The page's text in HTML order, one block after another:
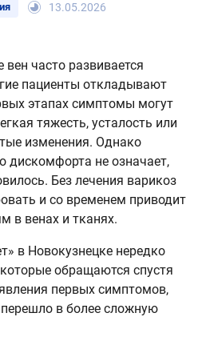
13.05.2026
часто развивается
пациенты откладывают
этапах симптомы могут
тяжесть, усталость или
изменения. Однако
дискомфорта не означает,
Без лечения варикоз
и со временем приводит
в венах и тканях.
в Новокузнецке нередко
обращаются спустя
первых симптомов,
в более сложную